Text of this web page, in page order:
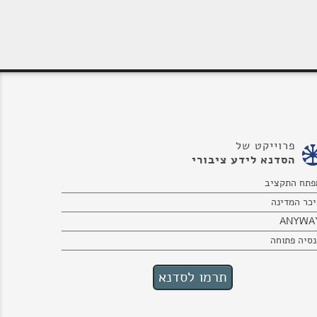
פרוייקט של
הסדנא לידע ציבורי
התקציב
המדינה
פתוחה